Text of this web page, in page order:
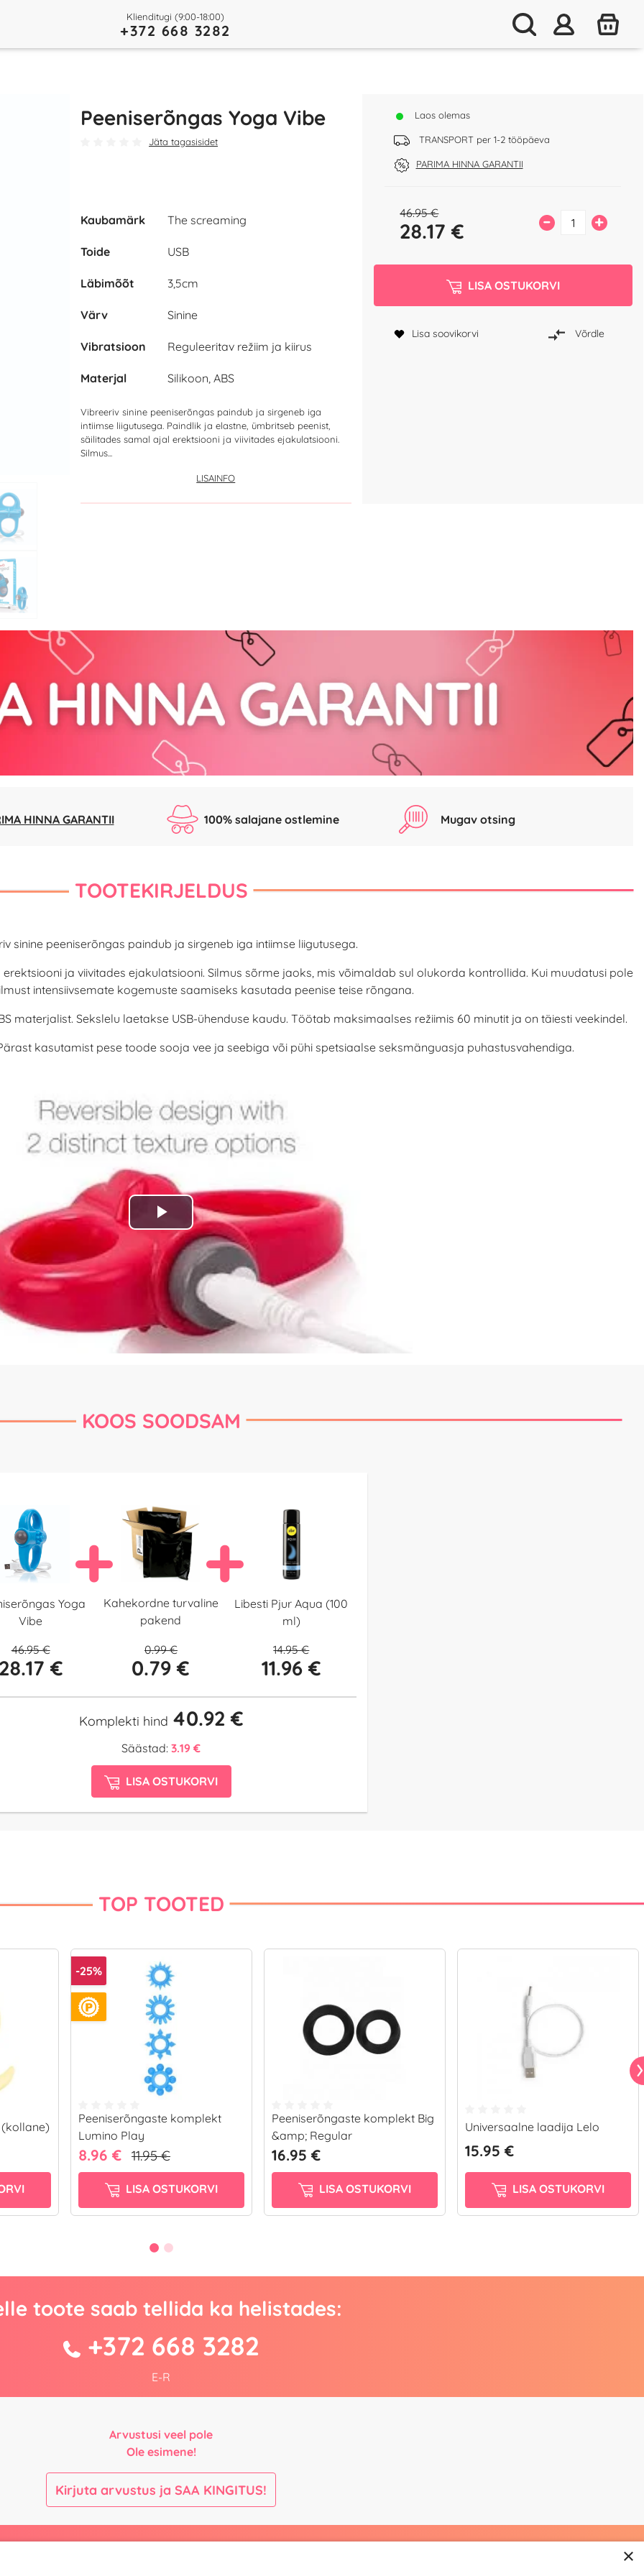
Klienditugi (9:00-18:00)
+372 668 3282
Peeniserõngas Yoga Vibe
Jäta tagasisidet
Laos olemas
TRANSPORT per 1-2 tööpäeva
PARIMA HINNA GARANTII
Kaubamärk The screaming
Toide USB
Läbimõõt 3,5cm
Värv Sinine
Vibratsioon Reguleeritav režiim ja kiirus
Materjal Silikoon, ABS
Vibreeriv sinine peeniserõngas paindub ja sirgeneb iga
intiimse liigutusega. Paindlik ja elastne, ümbritseb peenist,
säilitades samal ajal erektsiooni ja viivitades ejakulatsiooni.
Silmus...
LISAINFO
46.95 €
28.17 € – +
LISA OSTUKORVI
Lisa soovikorvi Võrdle
HINNA GARANTII 100% salajane ostlemine Mugav otsing
TOOTEKIRJELDUS
sinine peeniserõngas paindub ja sirgeneb iga intiimse liigutusega.
ja viivitades ejakulatsiooni. Silmus sõrme jaoks, mis võimaldab sul olukorda kontrollida. Kui muudatusi pole
intensiivsemate kogemuste saamiseks kasutada peenise teise rõngana.
materjalist. Sekslelu laetakse USB-ühenduse kaudu. Töötab maksimaalses režiimis 60 minutit ja on täiesti veekindel.
kasutamist pese toode sooja vee ja seebiga või pühi spetsiaalse seksmänguasja puhastusvahendiga.
Play
Video
KOOS SOODSAM
Yoga
Vibe
46.95 €
€
Kahekordne turvaline
pakend
0.99 €
0.79 €
Libesti Pjur Aqua (100
ml)
14.95 €
11.96 €
Komplekti hind 40.92 €
Säästad: 3.19 €
LISA OSTUKORVI
TOP TOOTED
(kollane)
-25%
Peeniserõngaste komplekt
Lumino Play
8.96 € 11.95 €
LISA OSTUKORVI
Peeniserõngaste komplekt Big
&amp; Regular
16.95 €
LISA OSTUKORVI
Universaalne laadija Lelo
15.95 €
LISA OSTUKORVI
toote saab tellida ka helistades:
+372 668 3282
E-R
Arvustusi veel pole
Ole esimene!
Kirjuta arvustus ja SAA KINGITUS!
×